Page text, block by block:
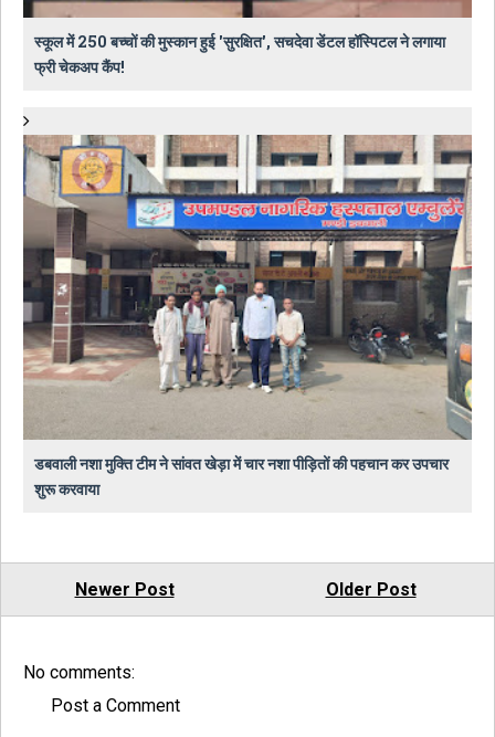
स्कूल में 250 बच्चों की मुस्कान हुई 'सुरक्षित', सचदेवा डेंटल हॉस्पिटल ने लगाया
फ्री चेकअप कैंप!
डबवाली नशा मुक्ति टीम ने सांवत खेड़ा में चार नशा पीड़ितों की पहचान कर उपचार
शुरू करवाया
Newer Post Older Post
No comments:
Post a Comment